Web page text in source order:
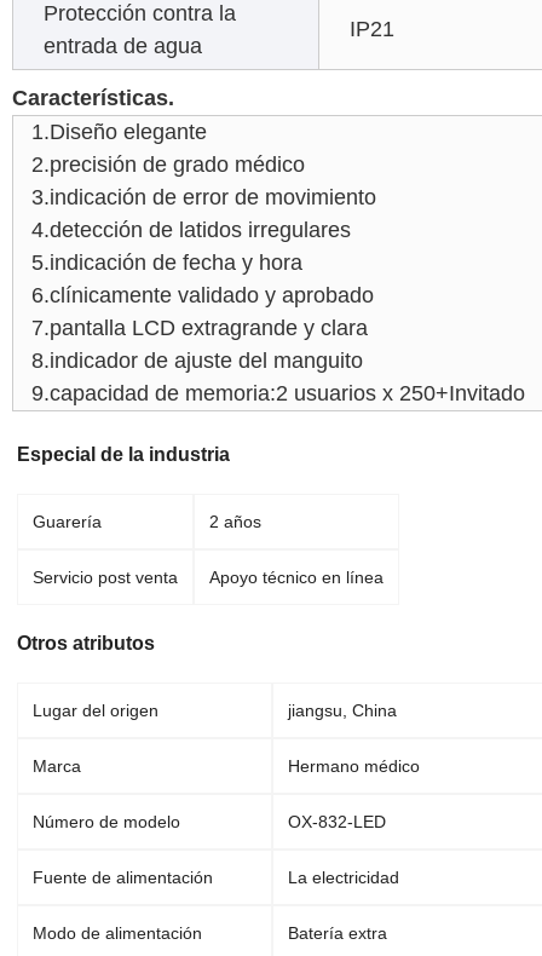
Protección contra la
entrada de agua
IP21
Características.
1.Diseño elegante
2.precisión de grado médico
3.indicación de error de movimiento
4.detección de latidos irregulares
5.indicación de fecha y hora
6.clínicamente validado y aprobado
7.pantalla LCD extragrande y clara
8.indicador de ajuste del manguito
9.capacidad de memoria:2 usuarios x 250+Invitado
Especial de la industria
Guarería 2 años
Servicio post venta Apoyo técnico en línea
Otros atributos
Lugar del origen jiangsu, China
Marca Hermano médico
Número de modelo OX-832-LED
Fuente de alimentación La electricidad
Modo de alimentación Batería extra